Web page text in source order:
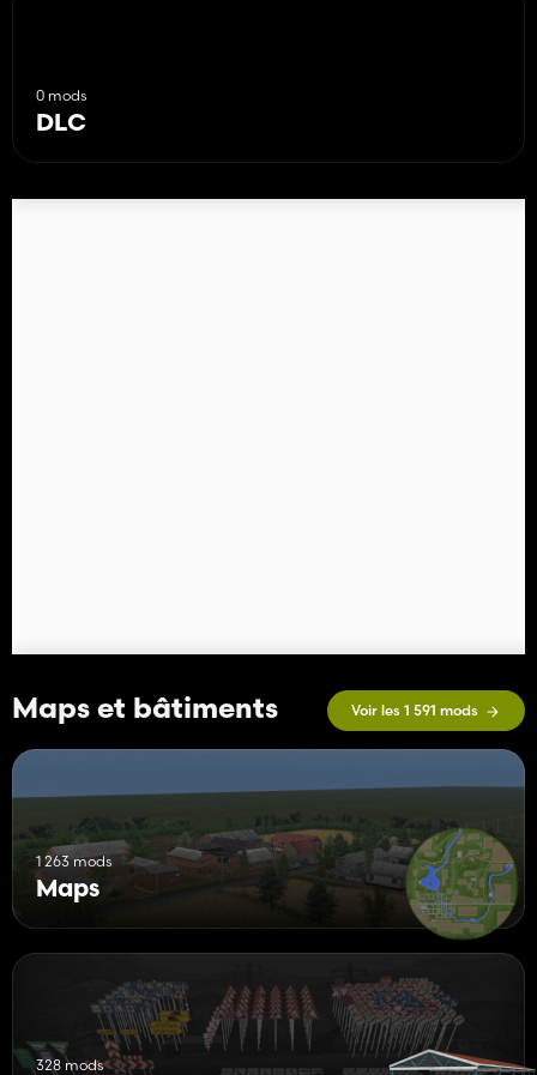
0 mods
DLC
Maps et bâtiments Voir les 1 591 mods
1 263 mods
Maps
328 mods